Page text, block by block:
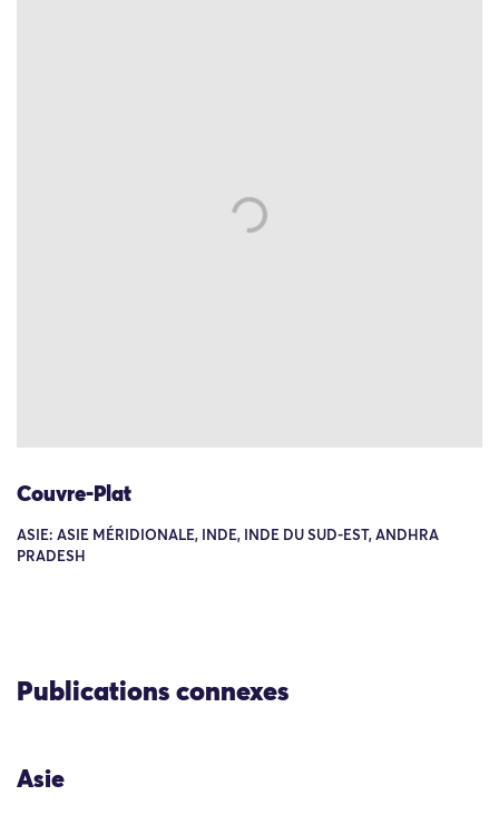
Couvre-Plat
ASIE: ASIE MÉRIDIONALE, INDE, INDE DU SUD-EST, ANDHRA
PRADESH
Publications connexes
Asie